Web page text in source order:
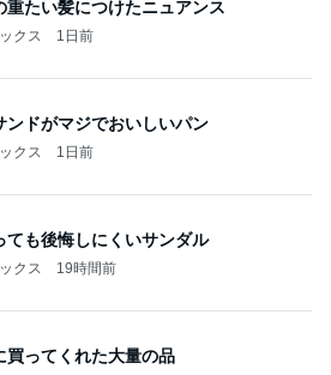
重たい髪につけたニュアンス
クス 1日前
ンドがマジでおいしいパン
クス 1日前
ても後悔しにくいサンダル
クス 19時間前
買ってくれた大量の品